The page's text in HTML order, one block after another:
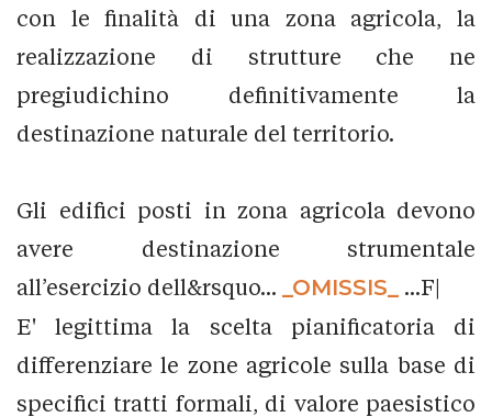
con le finalità di una zona agricola, la
realizzazione di strutture che ne
pregiudichino definitivamente la
destinazione naturale del territorio.
Gli edifici posti in zona agricola devono
avere destinazione strumentale
all’esercizio dell&rsquo...
_OMISSIS_
...F|
E' legittima la scelta pianificatoria di
differenziare le zone agricole sulla base di
specifici tratti formali, di valore paesistico